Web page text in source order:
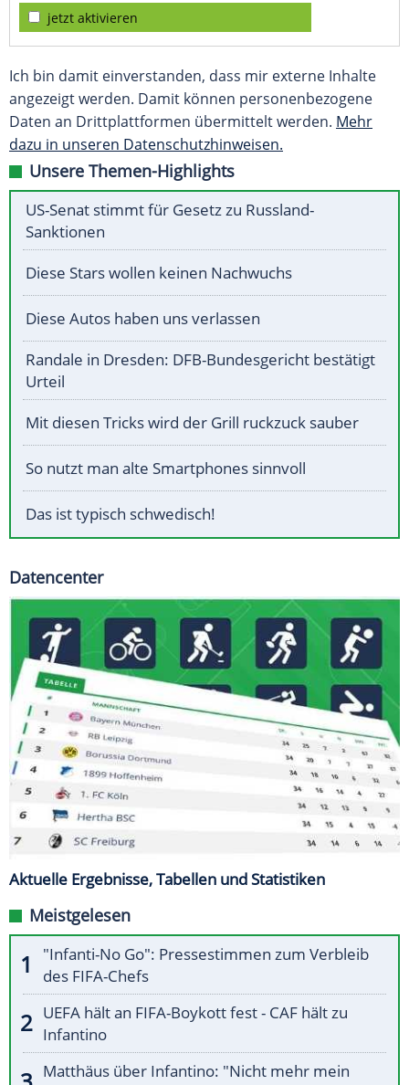
jetzt aktivieren
Ich bin damit einverstanden, dass mir externe Inhalte
angezeigt werden. Damit können personenbezogene
Daten an Drittplattformen übermittelt werden. Mehr
dazu in unseren Datenschutzhinweisen.
Unsere Themen-Highlights
US-Senat stimmt für Gesetz zu Russland-
Sanktionen
Diese Stars wollen keinen Nachwuchs
Diese Autos haben uns verlassen
Randale in Dresden: DFB-Bundesgericht bestätigt
Urteil
Mit diesen Tricks wird der Grill ruckzuck sauber
So nutzt man alte Smartphones sinnvoll
Das ist typisch schwedisch!
Datencenter
Aktuelle Ergebnisse, Tabellen und Statistiken
Meistgelesen
"Infanti-No Go": Pressestimmen zum Verbleib
des FIFA-Chefs
UEFA hält an FIFA-Boykott fest - CAF hält zu
Infantino
Matthäus über Infantino: "Nicht mehr mein